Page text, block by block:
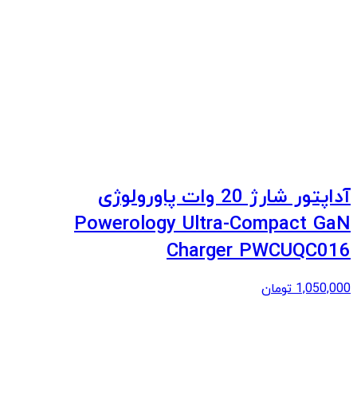
آداپتور شارژ 20 وات پاورولوژی
Powerology Ultra-Compact GaN
Charger PWCUQC016
1,050,000 تومان